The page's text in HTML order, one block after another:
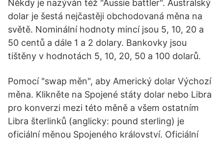
Někdy je nazýván též "Aussie battler". Australský
dolar je šestá nejčastěji obchodovaná měna na
světě. Nominální hodnoty mincí jsou 5, 10, 20 a
50 centů a dále 1 a 2 dolary. Bankovky jsou
tištěny v hodnotách 5, 10, 20, 50 a 100 dolarů.
Pomocí "swap měn", aby Americký dolar Výchozí
měna. Klikněte na Spojené státy dolar nebo Libra
pro konverzi mezi této měně a všem ostatním
Libra šterlinků (anglicky: pound sterling) je
oficiální měnou Spojeného království. Oficiální